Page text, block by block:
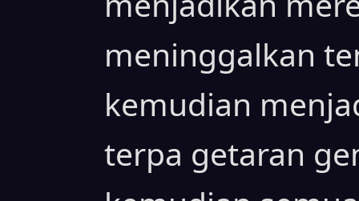
meninggalkan
kemudian
terpa getaran